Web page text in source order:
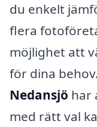
du enkelt
flera
möjlighet att
för dina
Nedansjö har
med rätt val